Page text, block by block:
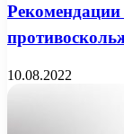
10.08.2022